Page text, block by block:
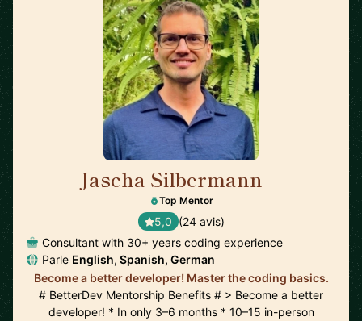
Jascha Silbermann
Top Mentor
5,0 (24 avis)
Consultant with 30+ years coding experience
Parle English, Spanish, German
Become a better developer! Master the coding basics.
# BetterDev Mentorship Benefits # > Become a better
developer! * In only 3–6 months * 10–15 in-person